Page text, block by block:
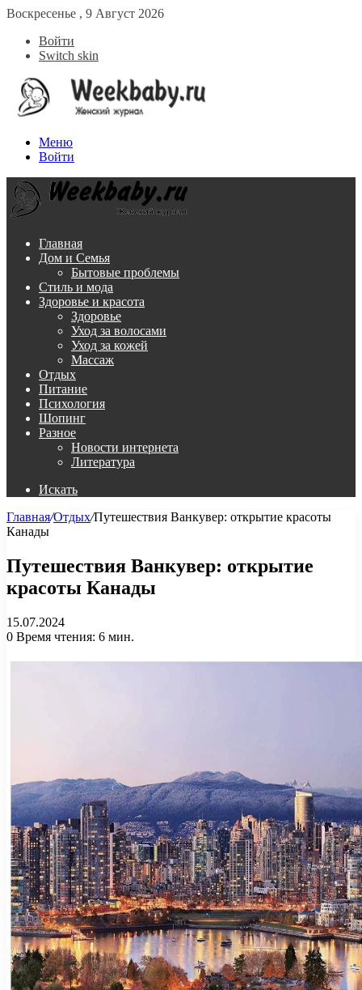
Воскресенье , 9 Август 2026
Войти
Switch skin
Меню
Войти
Главная
Дом и Семья
Бытовые проблемы
Стиль и мода
Здоровье и красота
Здоровье
Уход за волосами
Уход за кожей
Массаж
Отдых
Питание
Психология
Шопинг
Разное
Новости интернета
Литература
Искать
Главная/Отдых/Путешествия Ванкувер: открытие красоты
Канады
Путешествия Ванкувер: открытие
красоты Канады
15.07.2024
0 Время чтения: 6 мин.